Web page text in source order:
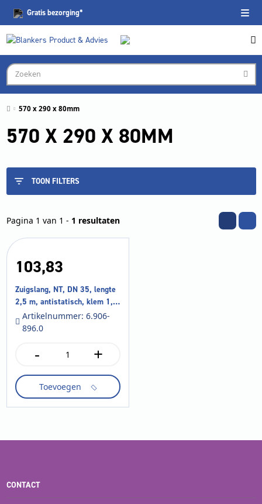
Gratisbezorging*
570 x 290 x 80mm
570 X 290 X 80MM
TOON FILTERS
Pagina 1 van 1 - 1 resultaten
103,83
Zuigslang, NT, DN 35, lengte
2,5 m, antistatisch, klem 1,0,
bajonet 1,0
Artikelnummer: 6.906-
896.0
-
Zuigslang,
DN
lengte
2,5
klem
aantal
+
Toevoegen
CONTACT